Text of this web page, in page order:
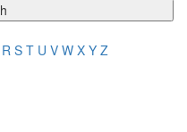
R S T U V W X Y Z